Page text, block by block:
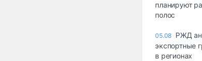
планируют
полос
05.08 РЖД
экспортные
в регионах